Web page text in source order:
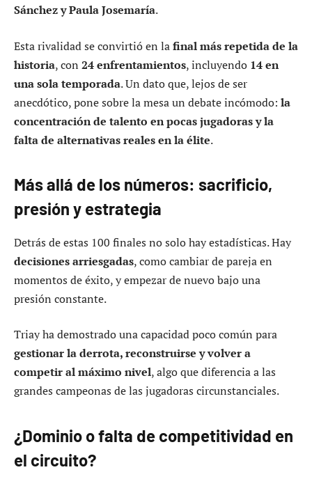
Sánchez y Paula Josemaría.
Esta rivalidad se convirtió en lafinal más repetida de la
historia, con 24 enfrentamientos, incluyendo 14 en
una sola temporada. Un dato que, lejos de ser
anecdótico, pone sobre la mesa un debate incómodo: la
concentración de talento en pocas jugadoras y la
falta de alternativas reales en la élite.
Más allá de los números: sacrificio,
presión y estrategia
Detrás de estas 100 finales no solo hay estadísticas. Hay
decisiones arriesgadas, como cambiar de pareja en
momentos de éxito, y empezar de nuevo bajo una
presión constante.
Triay ha demostrado una capacidad poco común para
gestionar la derrota, reconstruirse y volver a
competir al máximo nivel, algo que diferencia a las
grandes campeonas de las jugadoras circunstanciales.
¿Dominio o falta de competitividad en
el circuito?